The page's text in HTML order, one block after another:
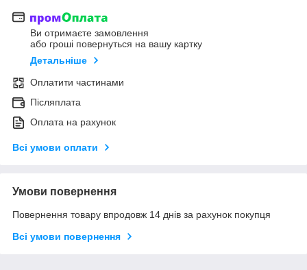
Ви отримаєте замовлення
або гроші повернуться на вашу картку
Детальніше
Оплатити частинами
Післяплата
Оплата на рахунок
Всі умови оплати
Умови повернення
Повернення товару впродовж 14 днів за рахунок покупця
Всі умови повернення